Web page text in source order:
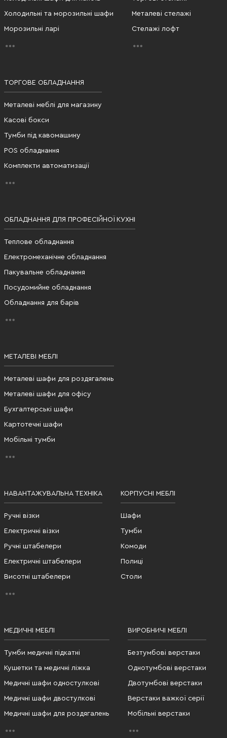
Холодильні та морозильні шафи
Морозильні ларі
Металеві стелажі
Стелажі лофт
ТОРГОВЕ ОБЛАДНАННЯ
Металеві меблі для магазину
Касові бокси
Тумби під кавомашину
POS обладнання
Комплекти автоматизації
ОБЛАДНАННЯ ДЛЯ ПРОФЕСІЙНОЇ КУХНІ
Теплове обладнання
Електромеханічне обладнання
Пакувальне обладнання
Посудомийне обладнання
Обладнання для барів
МЕТАЛЕВІ МЕБЛІ
Металеві шафи для роздягалень
Металеві шафи для офісу
Бухгалтерські шафи
Картотечні шафи
Мобільні тумби
НАВАНТАЖУВАЛЬНА ТЕХНІКА
Ручні візки
Електричні візки
Ручні штабелери
Електричні штабелери
Висотні штабелери
КОРПУСНІ МЕБЛІ
Шафи
Тумби
Комоди
Полиці
Столи
МЕДИЧНІ МЕБЛІ
Тумби медичні підкатні
Кушетки та медичні ліжка
Медичні шафи одностулкові
Медичні шафи двостулкові
Медичні шафи для роздягалень
ВИРОБНИЧІ МЕБЛІ
Безтумбові верстаки
Однотумбові верстаки
Двотумбові верстаки
Верстаки важкої серії
Мобільні верстаки